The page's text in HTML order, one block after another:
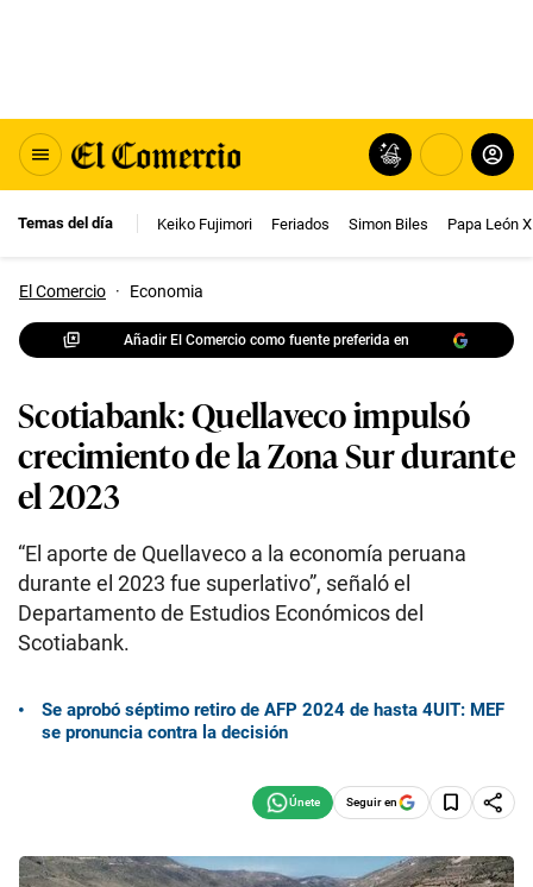
Temas del día Keiko Fujimori Feriados Simon Biles Papa León
El Comercio · Economia
Añadir El Comercio como fuente preferida en
Scotiabank: Quellaveco impulsó
crecimiento de la Zona Sur durante
el 2023
“El aporte de Quellaveco a la economía peruana
durante el 2023 fue superlativo”, señaló el
Departamento de Estudios Económicos del
Scotiabank.
Se aprobó séptimo retiro de AFP 2024 de hasta 4UIT: MEF
se pronuncia contra la decisión
Seguir en